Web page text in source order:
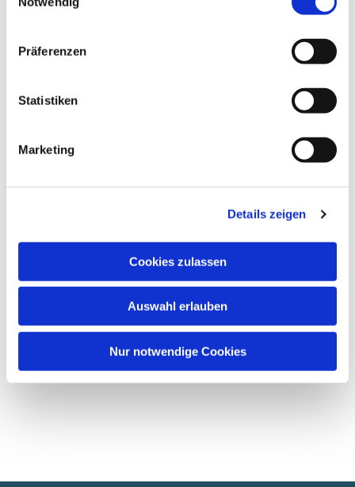
Präferenzen
Statistiken
Marketing
Details zeigen
Cookies zulassen
Auswahl erlauben
Nur notwendige Cookies
werden. Ein Wickelraum ist vorhanden.
Das Eltern-Kind-Café findet nach Absprache statt.
Interessierte melden sich gerne bei Katharina: 0157